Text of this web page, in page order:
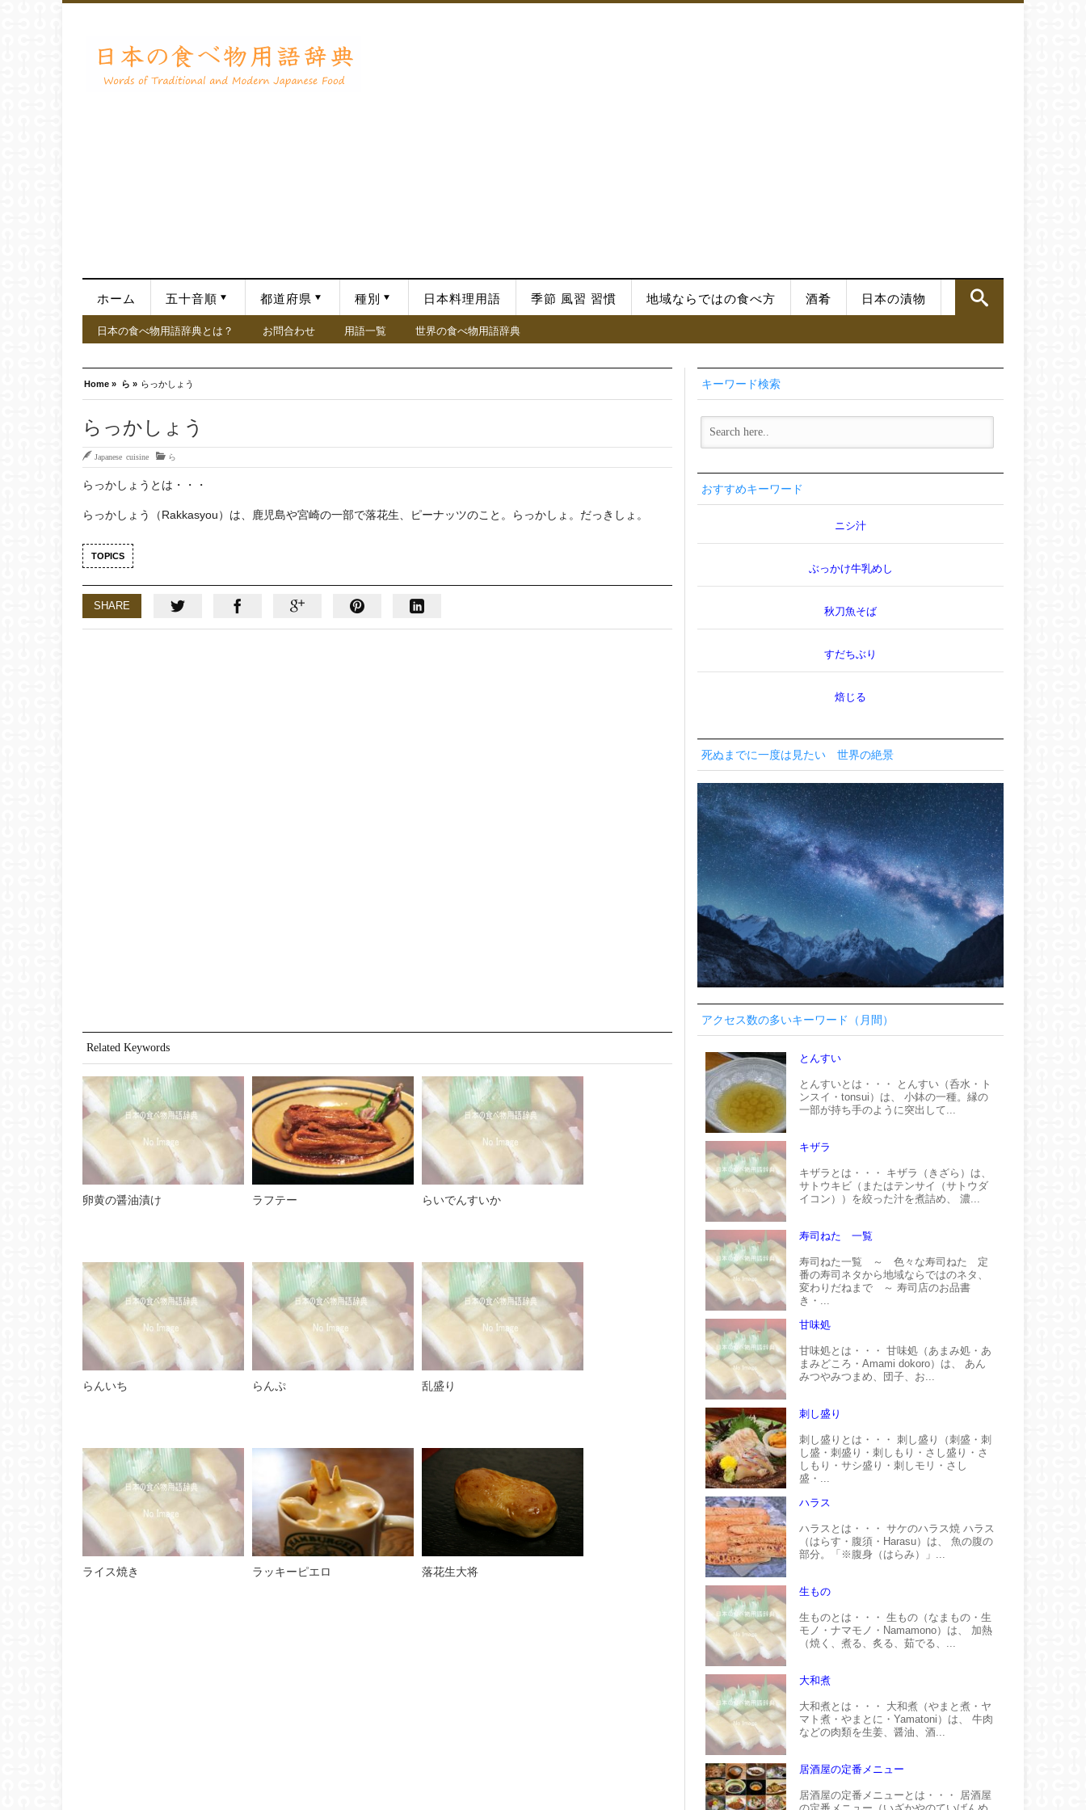
ホーム 五十音順 都道府県 種別 日本料理用語 季節 風習 習慣 地域ならではの食べ方 酒肴 日本の漬物
日本の食べ物用語辞典とは？ お問合わせ 用語一覧 世界の食べ物用語辞典
Home » ら » らっかしょう
らっかしょう
Japanese cuisine ら
らっかしょうとは・・・
らっかしょう（Rakkasyou）は、鹿児島や宮崎の一部で落花生、ピーナッツのこと。らっかしょ。だっきしょ。
TOPICS
SHARE
Related Keywords
卵黄の醤油漬け ラフテー らいでんすいか
らんいち らんぷ 乱盛り
ライス焼き ラッキーピエロ 落花生大将
キーワード検索
おすすめキーワード
ニシ汁
ぶっかけ牛乳めし
秋刀魚そば
すだちぶり
焙じる
死ぬまでに一度は見たい 世界の絶景
アクセス数の多いキーワード（月間）
とんすい
とんすいとは・・・ とんすい（呑水・ト
ンスイ・tonsui）は、 小鉢の一種。縁の
一部が持ち手のように突出して...
キザラ
キザラとは・・・ キザラ（きざら）は、
サトウキビ（またはテンサイ（サトウダ
イコン））を絞った汁を煮詰め、 濃...
寿司ねた 一覧
寿司ねた一覧 ～ 色々な寿司ねた 定
番の寿司ネタから地域ならではのネタ、
変わりだねまで ～ 寿司店のお品書
き・...
甘味処
甘味処とは・・・ 甘味処（あまみ処・あ
まみどころ・Amami dokoro）は、 あん
みつやみつまめ、団子、お...
刺し盛り
刺し盛りとは・・・ 刺し盛り（刺盛・刺
し盛・刺盛り・刺しもり・さし盛り・さ
しもり・サシ盛り・刺しモリ・さし
盛・...
ハラス
ハラスとは・・・ サケのハラス焼 ハラス
（はらす・腹須・Harasu）は、 魚の腹の
部分。「※腹身（はらみ）」...
生もの
生ものとは・・・ 生もの（なまもの・生
モノ・ナマモノ・Namamono）は、 加熱
（焼く、煮る、炙る、茹でる、...
大和煮
大和煮とは・・・ 大和煮（やまと煮・ヤ
マト煮・やまとに・Yamatoni）は、 牛肉
などの肉類を生姜、醤油、酒...
居酒屋の定番メニュー
居酒屋の定番メニューとは・・・ 居酒屋
の定番メニュー（いざかやのていばんめ